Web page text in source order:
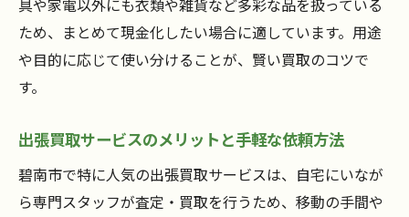
具や家電以外にも衣類や雑貨など多彩な品を扱っている
ため、まとめて現金化したい場合に適しています。用途
や目的に応じて使い分けることが、賢い買取のコツで
す。
出張買取サービスのメリットと手軽な依頼方法
碧南市で特に人気の出張買取サービスは、自宅にいなが
ら専門スタッフが査定・買取を行うため、移動の手間や